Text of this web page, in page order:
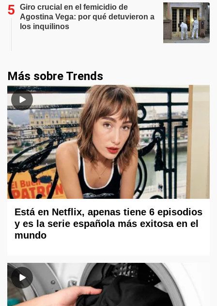
Giro crucial en el femicidio de
Agostina Vega: por qué detuvieron a
los inquilinos
Más sobre Trends
Está en Netflix, apenas tiene 6 episodios
y es la serie española más exitosa en el
mundo